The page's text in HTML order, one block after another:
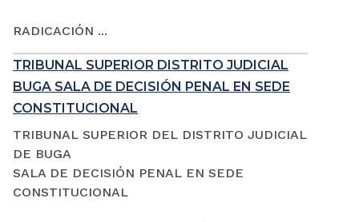
RADICACIÓN ...
TRIBUNAL SUPERIOR DISTRITO JUDICIAL
BUGA SALA DE DECISIÓN PENAL EN SEDE
CONSTITUCIONAL
TRIBUNAL SUPERIOR DEL DISTRITO JUDICIAL
DE BUGA
SALA DE DECISIÓN PENAL EN SEDE
CONSTITUCIONAL